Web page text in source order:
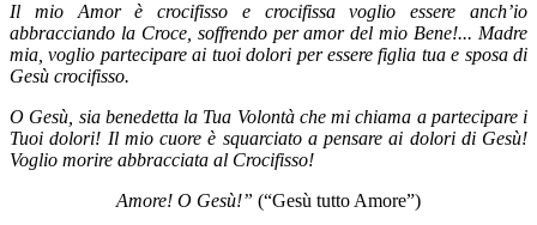
Il mio Amor è crocifisso e crocifissa voglio essere anch’io
abbracciando la Croce, soffrendo per amor del mio Bene!... Madre
mia, voglio partecipare ai tuoi dolori per essere figlia tua e sposa di
Gesù crocifisso.
O Gesù, sia benedetta la Tua Volontà che mi chiama a partecipare i
Tuoi dolori! Il mio cuore è squarciato a pensare ai dolori di Gesù!
Voglio morire abbracciata al Crocifisso!
Amore! O Gesù!” (“Gesù tutto Amore”)